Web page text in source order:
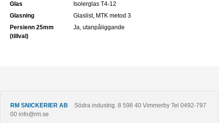
Glas
Isolerglas T4-12
Glasning
Glaslist, MTK metod 3
Persienn 25mm
(tillval)
Ja, utanpåliggande
RM SNICKERIER AB Södra industrig. 8 598 40 Vimmerby Tel 0492-797
00 info@rm.se